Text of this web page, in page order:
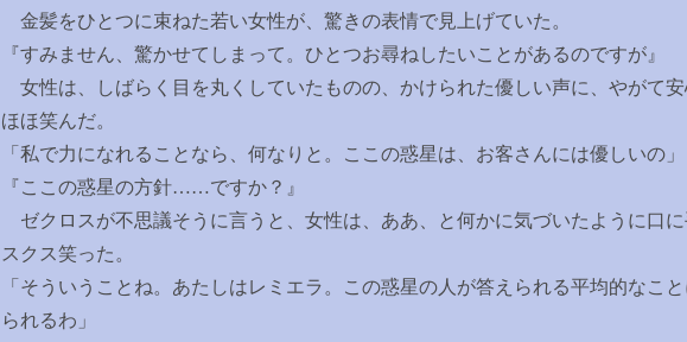
金髪をひとつに束ねた若い女性が、驚きの表情で見上げていた。
『すみません、驚かせてしまって。ひとつお尋ねしたいことがあるのですが』
女性は、しばらく目を丸くしていたものの、かけられた優しい声に、やがて
ほほ笑んだ。
「私で力になれることなら、何なりと。ここの惑星は、お客さんには優しいの」
『ここの惑星の方針……ですか？』
ゼクロスが不思議そうに言うと、女性は、ああ、と何かに気づいたように口に
スクス笑った。
「そういうことね。あたしはレミエラ。この惑星の人が答えられる平均的なこと
られるわ」